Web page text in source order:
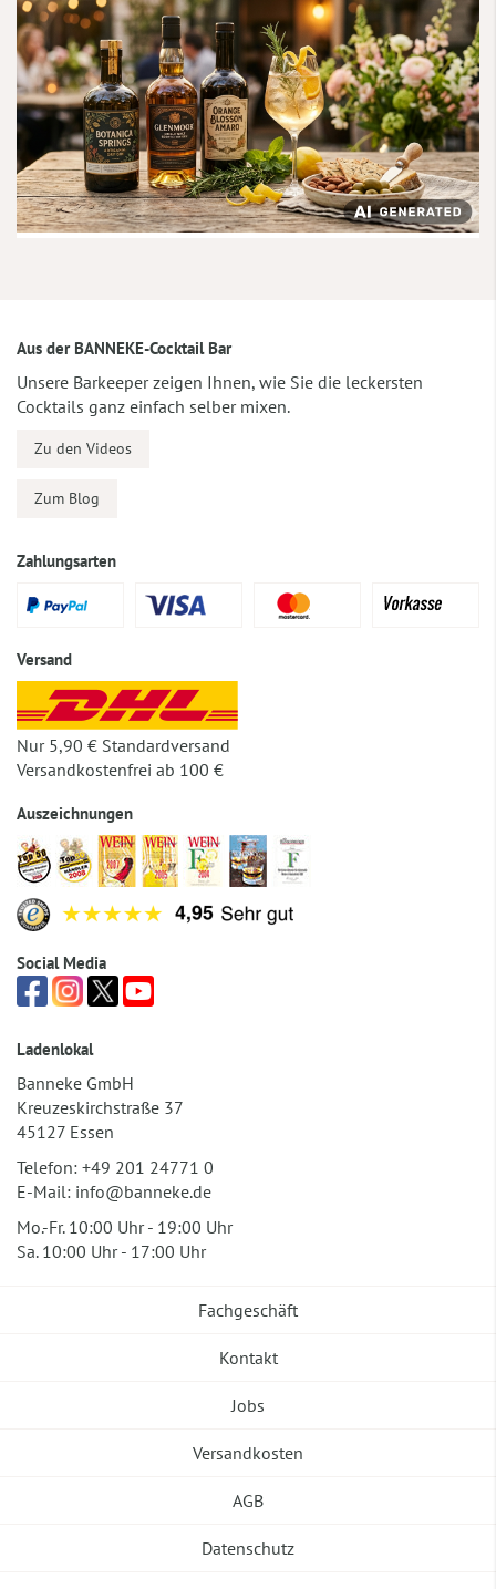
Aus der BANNEKE-Cocktail Bar
Unsere Barkeeper zeigen Ihnen, wie Sie die leckersten
Cocktails ganz einfach selber mixen.
Zu den Videos
Zum Blog
Zahlungsarten
Versand
Nur 5,90 € Standardversand
Versandkostenfrei ab 100 €
Auszeichnungen
Social Media
Ladenlokal
Banneke GmbH
Kreuzeskirchstraße 37
45127 Essen
Telefon: +49 201 24771 0
E-Mail: info@banneke.de
Mo.-Fr. 10:00 Uhr - 19:00 Uhr
Sa. 10:00 Uhr - 17:00 Uhr
Fachgeschäft
Kontakt
Jobs
Versandkosten
AGB
Datenschutz